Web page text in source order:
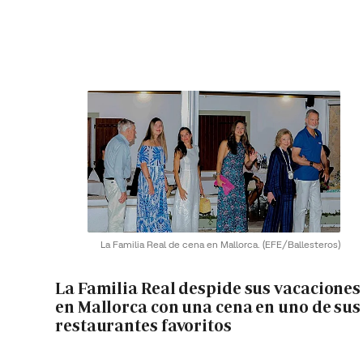
La Familia Real de cena en Mallorca. (EFE/Ballesteros)
La Familia Real despide sus vacaciones
en Mallorca con una cena en uno de sus
restaurantes favoritos